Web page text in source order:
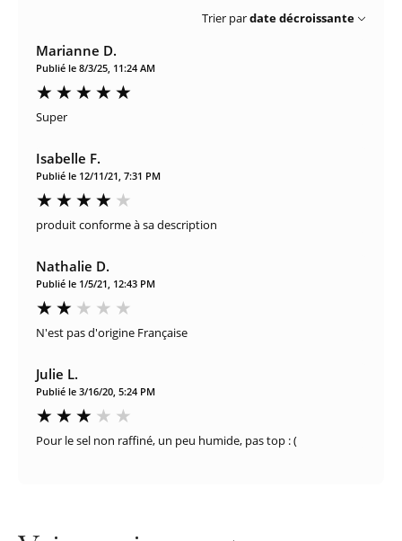
Trier pardate décroissante
Marianne D.
Publié le 8/3/25, 11:24 AM
Super
Isabelle F.
Publié le 12/11/21, 7:31 PM
produit conforme à sa description
Nathalie D.
Publié le 1/5/21, 12:43 PM
N'est pas d'origine Française
Julie L.
Publié le 3/16/20, 5:24 PM
Pour le sel non raffiné, un peu humide, pas top : (